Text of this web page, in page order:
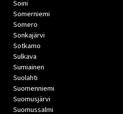
Soini
Somerniemi
Somero
Sonkajärvi
Sotkamo
Sulkava
Sumiainen
Suolahti
Suomenniemi
Suomusjärvi
Suomussalmi